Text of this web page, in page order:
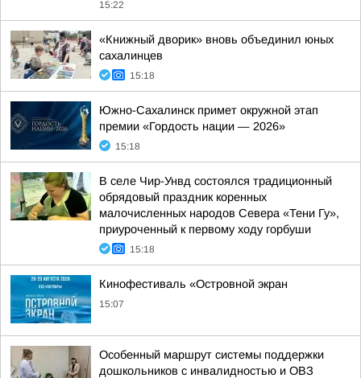
15:22
«Книжный дворик» вновь объединил юных
сахалинцев
15:18
Южно-Сахалинск примет окружной этап
премии «Гордость нации — 2026»
15:18
В селе Чир-Унвд состоялся традиционный
обрядовый праздник коренных
малочисленных народов Севера «Тени Гу»,
приуроченный к первому ходу горбуши
15:18
Кинофестиваль «Островной экран
15:07
Особенный маршрут системы поддержки
дошкольников с инвалидностью и ОВЗ